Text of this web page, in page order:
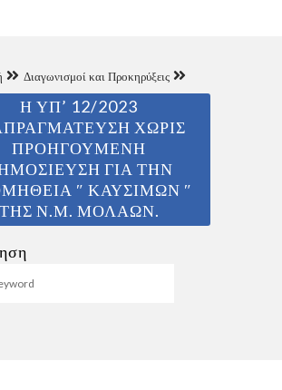
Διαγωνισμοί και Προκηρύξεις
Η ΥΠ’ 12/2023
ΧΩΡΙΣ
ΠΡΟΗΓΟΥΜΕΝΗ
ΓΙΑ ΤΗΝ
″ ΚΑΥΣΙΜΩΝ ″
ΤΗΣ Ν.Μ. ΜΟΛΑΩΝ.